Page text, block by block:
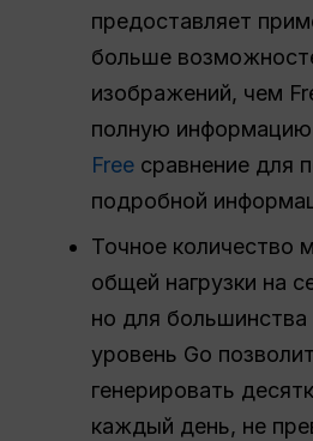
предоставляет
больше
изображений, чем
полную информацию
Free сравнение для
подробной
Точное количество
общей нагрузки на
но для большинства
уровень Go
генерировать
каждый день, не